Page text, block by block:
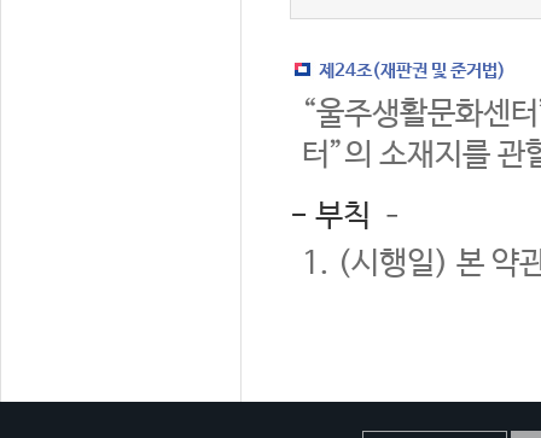
제24조(재판권 및 준거법)
“울주생활문화센
터”의 소재지를 관
- 부칙 –
1. (시행일) 본 약